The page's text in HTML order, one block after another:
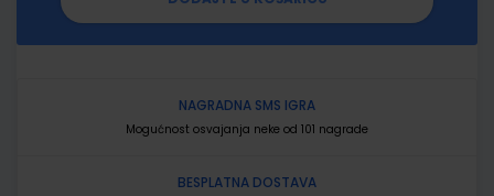
NAGRADNA SMS IGRA
Mogućnost osvajanja neke od 101 nagrade
BESPLATNA DOSTAVA